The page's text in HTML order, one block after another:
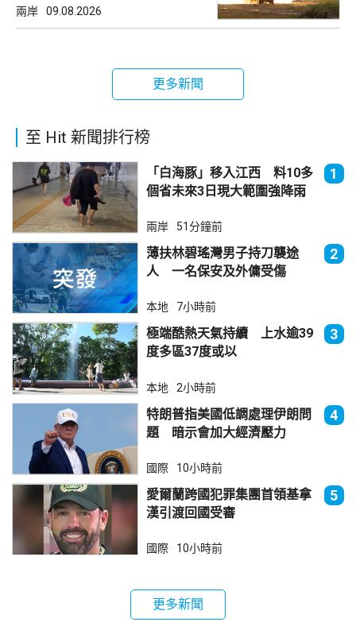
兩岸 09.08.2026
更多新聞
至 Hit 新聞排行榜
「白海豚」移入江西 料10多
個省未來3日現大範圍強降雨
1
兩岸 51分鐘前
薄扶林碧瑤灣男子持刀襲途
人 一名保安及外傭受傷
2
本地 7小時前
極端酷熱天氣持續 上水逾39
度多區37度或以
3
本地 2小時前
特朗普指美國低調處理伊朗問
題 暗示會加大經濟壓力
4
國際 10小時前
愛爾蘭跨國犯罪集團首領基拿
漢引渡回國受審
5
國際 10小時前
更多新聞